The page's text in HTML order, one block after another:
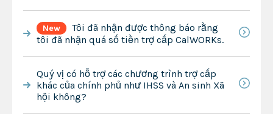
New
Tôi đã nhận được thông báo rằng
tôi đã nhận quá số tiền trợ cấp CalWORKs.
Quý vị có hỗ trợ các chương trình trợ cấp
khác của chính phủ như IHSS và An sinh Xã
hội không?